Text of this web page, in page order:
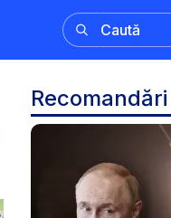
Recomandări